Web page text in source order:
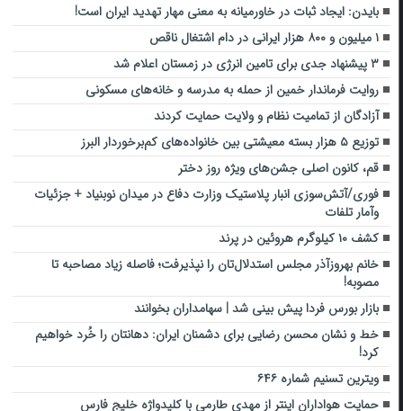
بایدن: ایجاد ثبات در خاورمیانه به معنی مهار تهدید ایران است!
۳ پیشنهاد جدی برای تامین انرژی در زمستان اعلام شد
روایت فرماندار خمین از حمله به مدرسه و خانه‌های مسکونی
آزادگان از تمامیت نظام و ولایت حمایت کردند
توزیع ۵ هزار بسته معیشتی بین خانواده‌های کم‌برخوردار البرز
قم، کانون اصلی جشن‌های ویژه روز دختر
فوری/آتش‌سوزی انبار پلاستیک وزارت دفاع در میدان نوبنیاد + جزئیات
وآمار تلفات
کشف ۱۰ کیلوگرم هروئین در پرند
خانم بهروزآذر مجلس استدلال‌تان را نپذیرفت؛ فاصله زیاد مصاحبه تا
مصوبه!
بازار بورس فردا پیش بینی شد | سهامداران بخوانند
خط و نشان محسن رضایی برای دشمنان ایران: دهانتان را خُرد خواهیم
کرد!
ویترین تسنیم شماره ۶۴۶
حمایت هواداران اینتر از مهدی طارمی با کلیدواژه خلیج فارس